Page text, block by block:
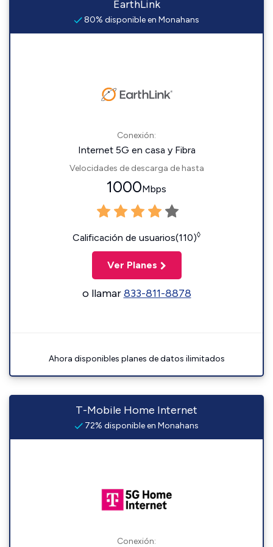
EarthLink
80% disponible en Monahans
Conexión:
Internet 5G en casa y Fibra
Velocidades de descarga de hasta
1000Mbps
Calificación de usuarios(110)◊
Ver Planes
o llamar833-811-8878
Ahora disponibles planes de datos ilimitados
T-Mobile Home Internet
72% disponible en Monahans
Conexión: